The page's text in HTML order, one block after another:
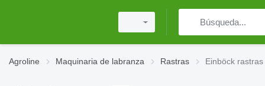
Agroline Maquinaria de labranza Rastras Einböck rastras